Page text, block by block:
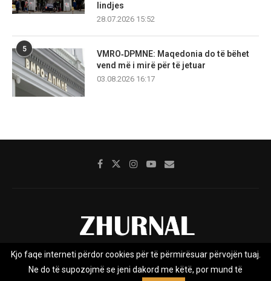
lindjes
28.07.2026 15:52
5
VMRO‑DPMNE: Maqedonia do të bëhet
vend më i mirë për të jetuar
03.08.2026 16:17
Rreth nesh Impresumi Marketing
Privacy Policy
Kjo faqe interneti përdor cookies për të përmirësuar përvojën tuaj.
Ne do të supozojmë se jeni dakord me këtë, por mund të